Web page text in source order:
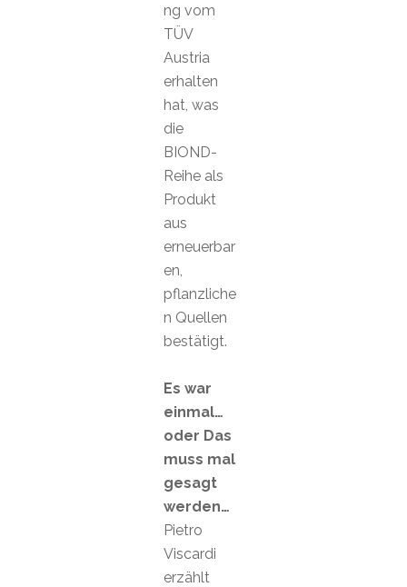
ng vom
TÜV
Austria
erhalten
hat, was
die
BIOND-
Reihe als
Produkt
aus
erneuerbar
en,
pflanzliche
n Quellen
bestätigt.
Es war
einmal…
oder Das
muss mal
gesagt
werden…
Pietro
Viscardi
erzählt